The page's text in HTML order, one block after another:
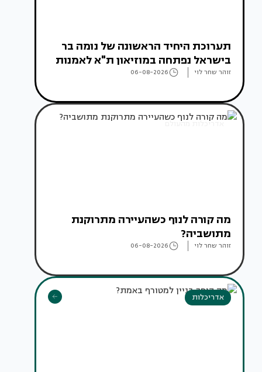
תערוכת היחיד הראשונה של נומה בר
בישראל נפתחה במוזיאון ת"א לאמנות
זוהר שחר לוי 06-08-2026
אדריכלות מהעולם
מה קורה לנוף כשהעיירה מתרוקנת
מתושביה?
זוהר שחר לוי 06-08-2026
אדריכלות